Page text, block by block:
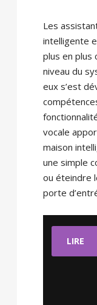
Les
intelligente
plus en plus
niveau du
eux s’est
vocale
maison
une simple
ou éteindre
porte
LIRE